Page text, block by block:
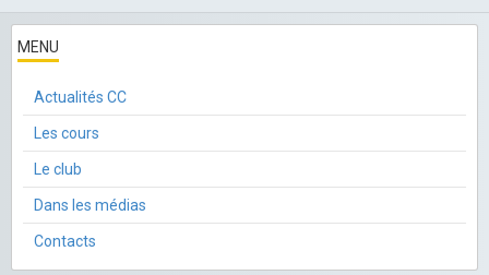
MENU
Actualités CC
Les cours
Le club
Dans les médias
Contacts